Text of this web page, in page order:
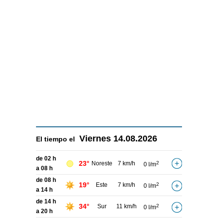
El tiempo el Viernes 14.08.2026
de 02 h
a 08 h
23° Noreste 7 km/h 0 l/m2
de 08 h
a 14 h
19° Este 7 km/h 0 l/m2
de 14 h
a 20 h
34° Sur 11 km/h 0 l/m2